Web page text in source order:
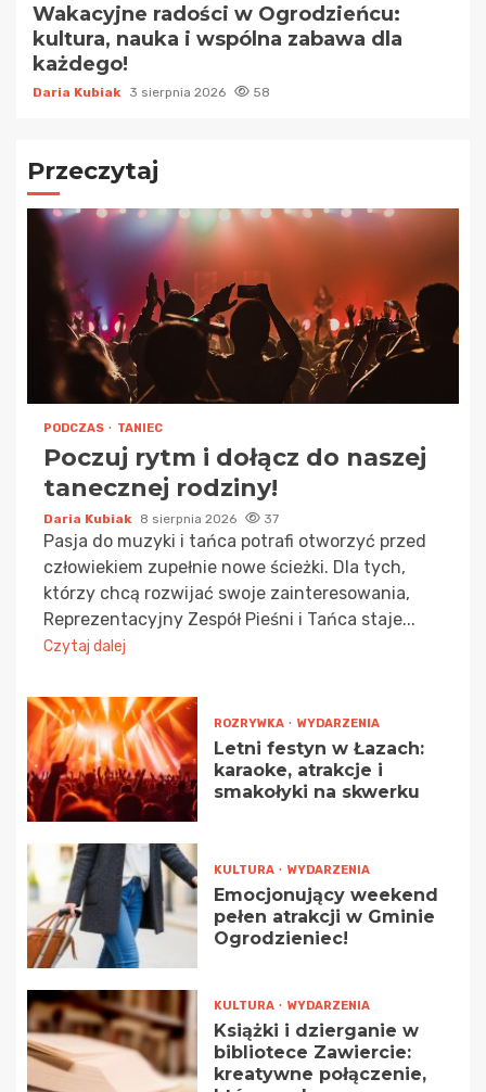
Wakacyjne radości w Ogrodzieńcu:
kultura, nauka i wspólna zabawa dla
każdego!
Daria Kubiak 3 sierpnia 2026 58
Przeczytaj
PODCZAS TANIEC
Poczuj rytm i dołącz do naszej
tanecznej rodziny!
Daria Kubiak 8 sierpnia 2026 37
Pasja do muzyki i tańca potrafi otworzyć przed
człowiekiem zupełnie nowe ścieżki. Dla tych,
którzy chcą rozwijać swoje zainteresowania,
Reprezentacyjny Zespół Pieśni i Tańca staje...
Czytaj dalej
ROZRYWKA WYDARZENIA
Letni festyn w Łazach:
karaoke, atrakcje i
smakołyki na skwerku
KULTURA WYDARZENIA
Emocjonujący weekend
pełen atrakcji w Gminie
Ogrodzieniec!
KULTURA WYDARZENIA
Książki i dzierganie w
bibliotece Zawiercie:
kreatywne połączenie,